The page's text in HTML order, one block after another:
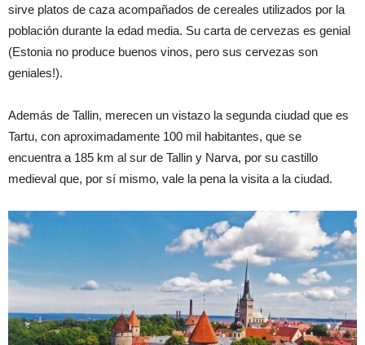
sirve platos de caza acompañados de cereales utilizados por la
población durante la edad media. Su carta de cervezas es genial
(Estonia no produce buenos vinos, pero sus cervezas son
geniales!).
Además de Tallin, merecen un vistazo la segunda ciudad que es
Tartu, con aproximadamente 100 mil habitantes, que se
encuentra a 185 km al sur de Tallin y Narva, por su castillo
medieval que, por sí mismo, vale la pena la visita a la ciudad.